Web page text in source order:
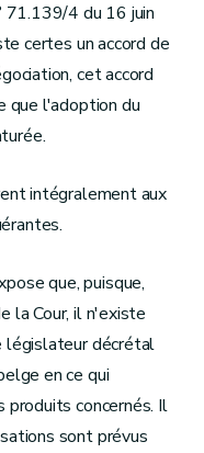
71.139/4 du 16 juin
certes un accord de
cet accord
que l'adoption du
intégralement aux
que, puisque,
la Cour, il n'existe
législateur décrétal
en ce qui
produits concernés. Il
sont prévus